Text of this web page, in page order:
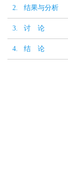
2. 结果与分析
3. 讨 论
4. 结 论